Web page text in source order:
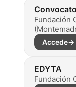
Fundación
Accede→
EDYTA
Fundación